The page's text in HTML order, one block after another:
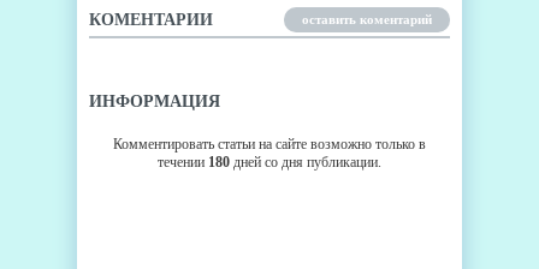
КОМЕНТАРИИ оставить коментарий
ИНФОРМАЦИЯ
Комментировать статьи на сайте возможно только в
течении 180 дней со дня публикации.